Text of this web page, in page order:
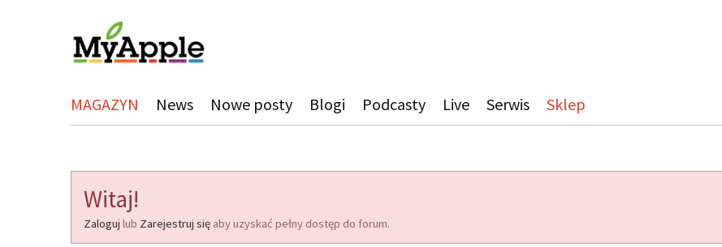
MAGAZYN News Nowe posty Blogi Podcasty Live Serwis Sklep
Witaj!
Zaloguj lub Zarejestruj się aby uzyskać pełny dostęp do forum.